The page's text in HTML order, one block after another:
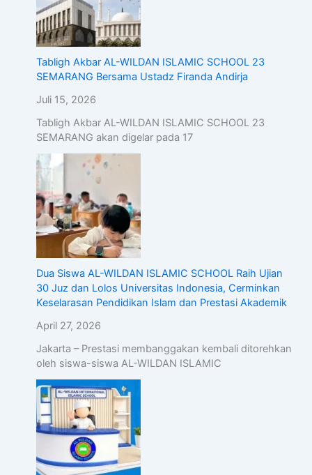
Tabligh Akbar AL-WILDAN ISLAMIC SCHOOL 23
SEMARANG Bersama Ustadz Firanda Andirja
Juli 15, 2026
Tabligh Akbar AL-WILDAN ISLAMIC SCHOOL 23
SEMARANG akan digelar pada 17
Dua Siswa AL-WILDAN ISLAMIC SCHOOL Raih Ujian
30 Juz dan Lolos Universitas Indonesia, Cerminkan
Keselarasan Pendidikan Islam dan Prestasi Akademik
April 27, 2026
Jakarta – Prestasi membanggakan kembali ditorehkan
oleh siswa-siswa AL-WILDAN ISLAMIC